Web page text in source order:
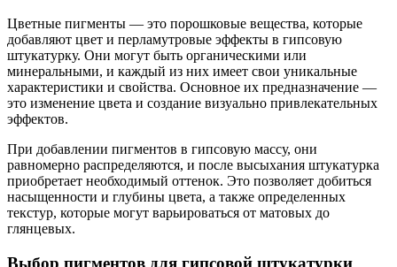
Цветные пигменты — это порошковые вещества, которые
добавляют цвет и перламутровые эффекты в гипсовую
штукатурку. Они могут быть органическими или
минеральными, и каждый из них имеет свои уникальные
характеристики и свойства. Основное их предназначение —
это изменение цвета и создание визуально привлекательных
эффектов.
При добавлении пигментов в гипсовую массу, они
равномерно распределяются, и после высыхания штукатурка
приобретает необходимый оттенок. Это позволяет добиться
насыщенности и глубины цвета, а также определенных
текстур, которые могут варьироваться от матовых до
глянцевых.
Выбор пигментов для гипсовой штукатурки